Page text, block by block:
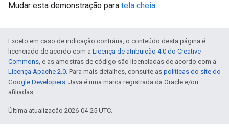
Mudar esta demonstração para tela cheia.
Exceto em caso de indicação contrária, o conteúdo desta página é
licenciado de acordo com a Licença de atribuição 4.0 do Creative
Commons, e as amostras de código são licenciadas de acordo com a
Licença Apache 2.0. Para mais detalhes, consulte as políticas do site do
Google Developers. Java é uma marca registrada da Oracle e/ou
afiliadas.
Última atualização 2026-04-25 UTC.